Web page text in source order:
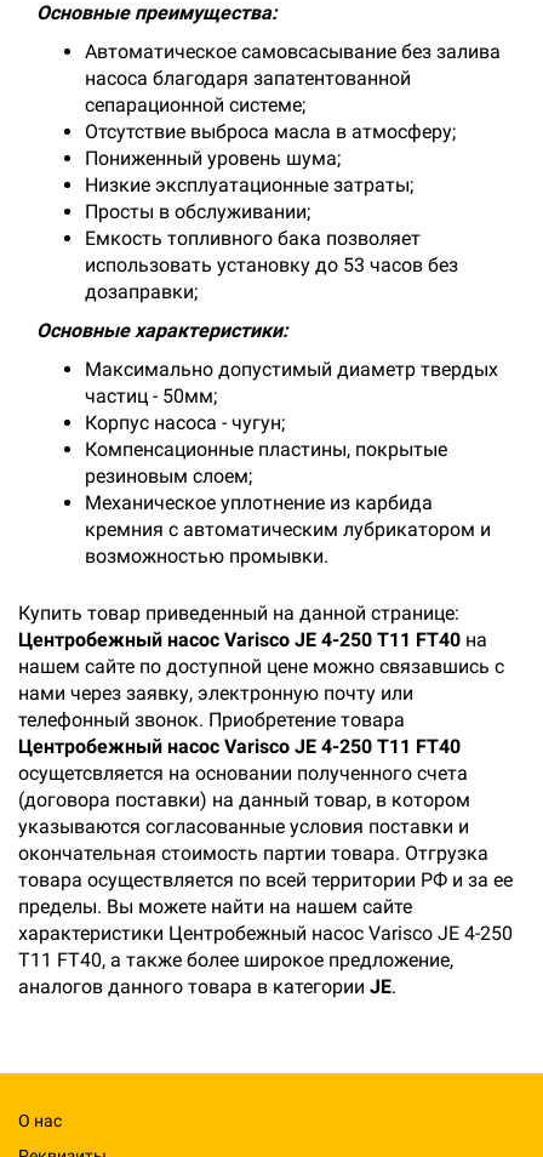
Основные преимущества:
Автоматическое самовсасывание без залива
насоса благодаря запатентованной
сепарационной системе;
Отсутствие выброса масла в атмосферу;
Пониженный уровень шума;
Низкие эксплуатационные затраты;
Просты в обслуживании;
Емкость топливного бака позволяет
использовать установку до 53 часов без
дозаправки;
Основные характеристики:
Максимально допустимый диаметр твердых
частиц - 50мм;
Корпус насоса - чугун;
Компенсационные пластины, покрытые
резиновым слоем;
Механическое уплотнение из карбида
кремния с автоматическим лубрикатором и
возможностью промывки.
Купить товар приведенный на данной странице:
Центробежный насос Varisco JE 4-250 T11 FT40 на
нашем сайте по доступной цене можно связавшись с
нами через заявку, электронную почту или
телефонный звонок. Приобретение товара
Центробежный насос Varisco JE 4-250 T11 FT40
осущетсвляется на основании полученного счета
(договора поставки) на данный товар, в котором
указываются согласованные условия поставки и
окончательная стоимость партии товара. Отгрузка
товара осуществляется по всей территории РФ и за ее
пределы. Вы можете найти на нашем сайте
характеристики Центробежный насос Varisco JE 4-250
T11 FT40, а также более широкое предложение,
аналогов данного товара в категории JE.
О нас